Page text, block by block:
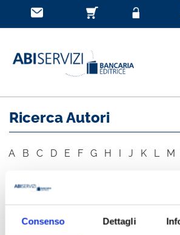
Consenso Dettagli
Ricerca Autori
A B C D E F G H I J K L M